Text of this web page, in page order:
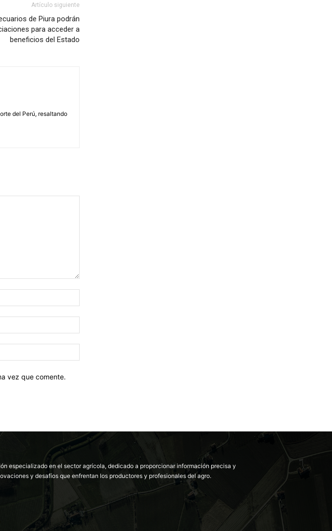
Artículo siguiente
de Piura podrán
para acceder a
beneficios del Estado
del Perú, resaltando
vez que comente.
especializado en el sector agrícola, dedicado a proporcionar información precisa y
y desafíos que enfrentan los productores y profesionales del agro.